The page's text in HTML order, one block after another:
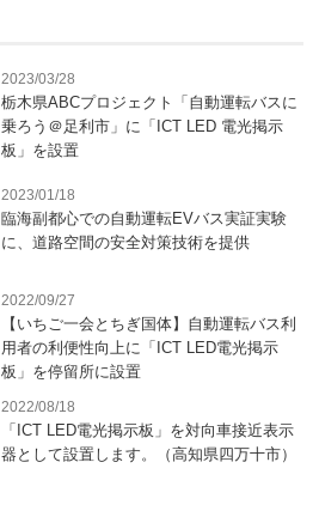
2023/03/28
栃木県ABCプロジェクト「自動運転バスに
乗ろう＠足利市」に「ICT LED 電光掲示
板」を設置
2023/01/18
臨海副都心での自動運転EVバス実証実験
に、道路空間の安全対策技術を提供
2022/09/27
【いちご一会とちぎ国体】自動運転バス利
用者の利便性向上に「ICT LED電光掲示
板」を停留所に設置
2022/08/18
「ICT LED電光掲示板」を対向車接近表示
器として設置します。（高知県四万十市）